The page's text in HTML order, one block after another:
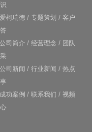
爱柯瑞德 / 专题策划 / 客户
公司简介 / 经营理念 / 团队
公司新闻 / 行业新闻 / 热点
成功案例 / 联系我们 / 视频